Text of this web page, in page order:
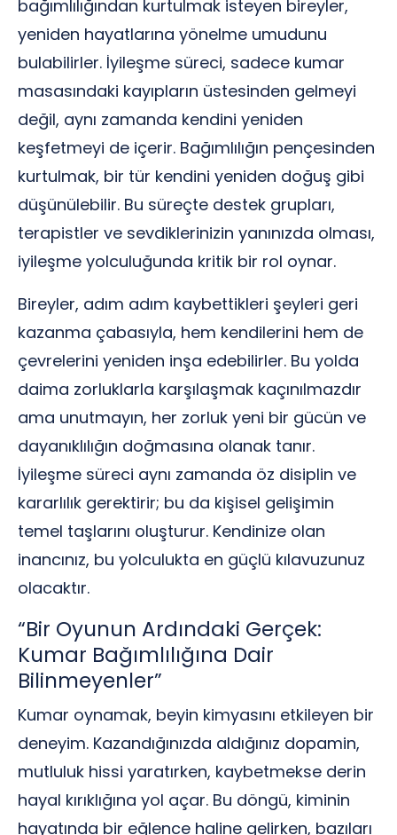
bağımlılığından kurtulmak isteyen bireyler,
yeniden hayatlarına yönelme umudunu
bulabilirler. İyileşme süreci, sadece kumar
masasındaki kayıpların üstesinden gelmeyi
değil, aynı zamanda kendini yeniden
keşfetmeyi de içerir. Bağımlılığın pençesinden
kurtulmak, bir tür kendini yeniden doğuş gibi
düşünülebilir. Bu süreçte destek grupları,
terapistler ve sevdiklerinizin yanınızda olması,
iyileşme yolculuğunda kritik bir rol oynar.
Bireyler, adım adım kaybettikleri şeyleri geri
kazanma çabasıyla, hem kendilerini hem de
çevrelerini yeniden inşa edebilirler. Bu yolda
daima zorluklarla karşılaşmak kaçınılmazdır
ama unutmayın, her zorluk yeni bir gücün ve
dayanıklılığın doğmasına olanak tanır.
İyileşme süreci aynı zamanda öz disiplin ve
kararlılık gerektirir; bu da kişisel gelişimin
temel taşlarını oluşturur. Kendinize olan
inancınız, bu yolculukta en güçlü kılavuzunuz
olacaktır.
“Bir Oyunun Ardındaki Gerçek:
Kumar Bağımlılığına Dair
Bilinmeyenler”
Kumar oynamak, beyin kimyasını etkileyen bir
deneyim. Kazandığınızda aldığınız dopamin,
mutluluk hissi yaratırken, kaybetmekse derin
hayal kırıklığına yol açar. Bu döngü, kiminin
hayatında bir eğlence haline gelirken, bazıları